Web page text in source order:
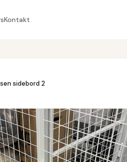
Kontakt
sidebord 2